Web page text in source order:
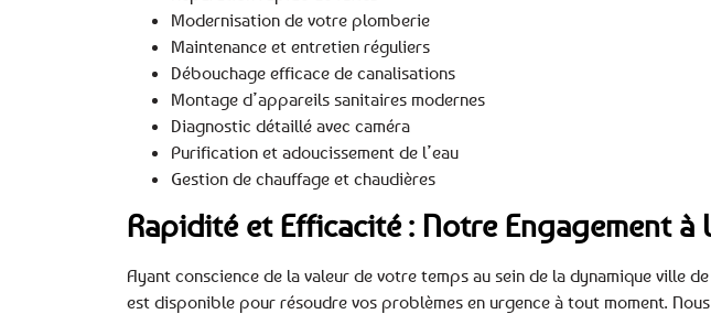
Modernisation de votre plomberie
Maintenance et entretien réguliers
Débouchage efficace de canalisations
Montage d’appareils sanitaires modernes
Diagnostic détaillé avec caméra
Purification et adoucissement de l’eau
Gestion de chauffage et chaudières
Rapidité et Efficacité : Notre Engagement à
Ayant conscience de la valeur de votre temps au sein de la dynamique ville
est disponible pour résoudre vos problèmes en urgence à tout moment.